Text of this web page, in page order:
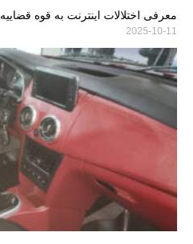
معرفی اختلالات اینترنت به قوه قضاییه
2025-10-11